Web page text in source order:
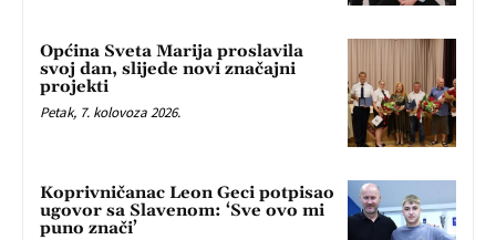
Općina Sveta Marija proslavila
svoj dan, slijede novi značajni
projekti
Petak, 7. kolovoza 2026.
Koprivničanac Leon Geci potpisao
ugovor sa Slavenom: ‘Sve ovo mi
puno znači’